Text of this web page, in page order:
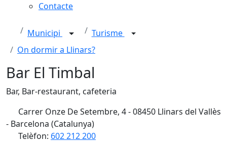
Contacte
Municipi
Turisme
On dormir a Llinars?
Bar El Timbal
Bar, Bar-restaurant, cafeteria
Carrer Onze De Setembre, 4 - 08450 Llinars del Vallès
- Barcelona (Catalunya)
Telèfon: 602 212 200